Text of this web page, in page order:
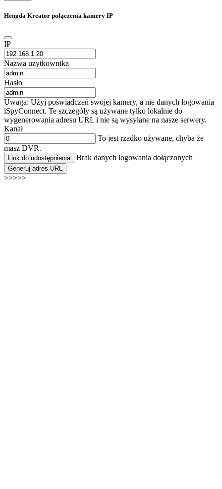
Hengda Kreator połączenia kamery IP
IP
Nazwa użytkownika
Hasło
Uwaga: Użyj poświadczeń swojej kamery, a nie danych logowania
iSpyConnect. Te szczegóły są używane tylko lokalnie do
wygenerowania adresu URL i nie są wysyłane na nasze serwery.
Kanał
To jest rzadko używane, chyba że
masz DVR.
Link do udostępnienia Brak danych logowania dołączonych
Generuj adres URL
>>>>>